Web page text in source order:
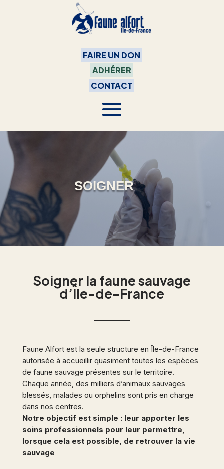
FAIRE UN DON
ADHÉRER
CONTACT
SOIGNER
Soigner la faune sauvage
d’Île-de-France
Faune Alfort est la seule structure en Île-de-France
autorisée à accueillir quasiment toutes les espèces
de faune sauvage présentes sur le territoire.
Chaque année, des milliers d’animaux sauvages
blessés, malades ou orphelins sont pris en charge
dans nos centres.
Notre objectif est simple : leur apporter les
soins professionnels pour leur permettre,
lorsque cela est possible, de retrouver la vie
sauvage